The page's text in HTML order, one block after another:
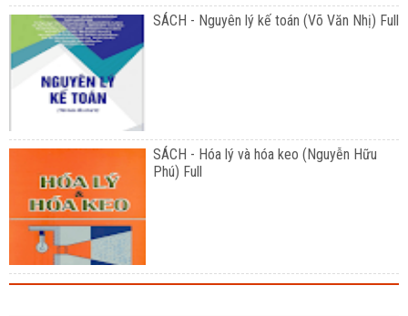
SÁCH - Nguyên lý kế toán (Võ Văn Nhị) Full
SÁCH - Hóa lý và hóa keo (Nguyễn Hữu
Phú) Full